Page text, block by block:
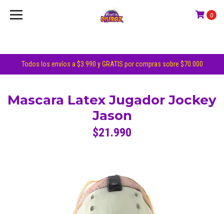
Todos los envíos a $3.990 y GRATIS por compras sobre $70.000
0
Mascara Latex Jugador Jockey
Jason
$21.990